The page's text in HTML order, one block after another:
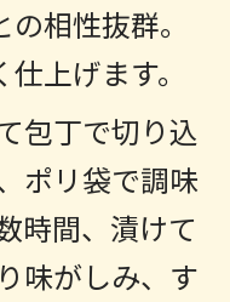
相性抜群。
上げます。
包丁で切り込
ポリ袋で調味
時間、漬けて
味がしみ、す